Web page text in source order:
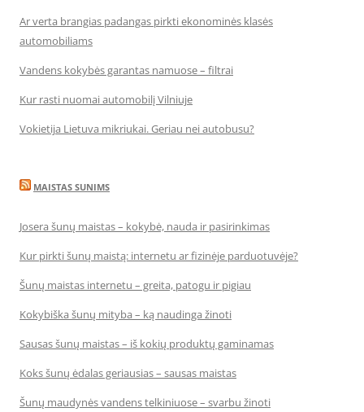
Ar verta brangias padangas pirkti ekonominės klasės
automobiliams
Vandens kokybės garantas namuose – filtrai
Kur rasti nuomai automobilį Vilniuje
Vokietija Lietuva mikriukai. Geriau nei autobusu?
MAISTAS SUNIMS
Josera šunų maistas – kokybė, nauda ir pasirinkimas
Kur pirkti šunų maistą: internetu ar fizinėje parduotuvėje?
Šunų maistas internetu – greita, patogu ir pigiau
Kokybiška šunų mityba – ką naudinga žinoti
Sausas šunų maistas – iš kokių produktų gaminamas
Koks šunų ėdalas geriausias – sausas maistas
Šunų maudynės vandens telkiniuose – svarbu žinoti